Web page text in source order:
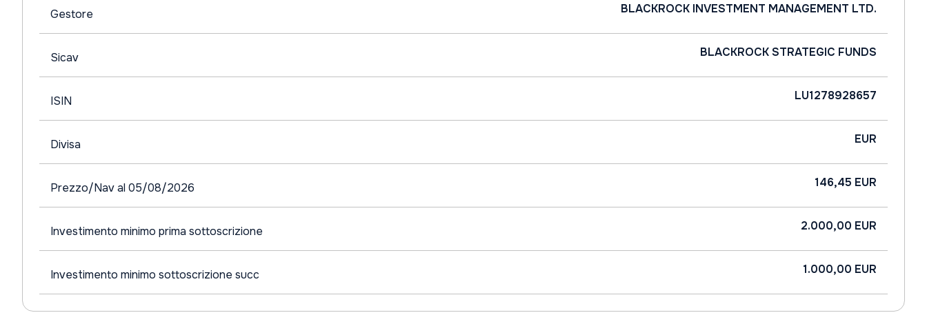
Gestore BLACKROCK INVESTMENT MANAGEMENT LTD.
Sicav BLACKROCK STRATEGIC FUNDS
ISIN LU1278928657
Divisa EUR
Prezzo/Nav al 05/08/2026 146,45 EUR
Investimento minimo prima sottoscrizione 2.000,00 EUR
Investimento minimo sottoscrizione succ 1.000,00 EUR